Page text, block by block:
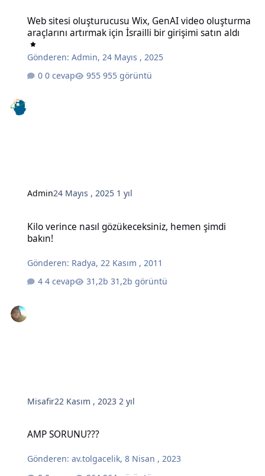
Web sitesi oluşturucusu Wix, GenAI video oluşturma
araçlarını artırmak için İsrailli bir girişimi satın aldı
Gönderen:Admin, 24 Mayıs , 2025
0 cevap
955 görüntü
Admin24 Mayıs , 2025 1 yıl
Kilo verince nasıl gözükeceksiniz, hemen şimdi
bakın!
Gönderen: Radya, 22 Kasım , 2011
4 cevap
31,2b görüntü
Misafir22 Kasım , 20232 yıl
AMP SORUNU???
Gönderen:av.tolgacelik,8 Nisan , 2023